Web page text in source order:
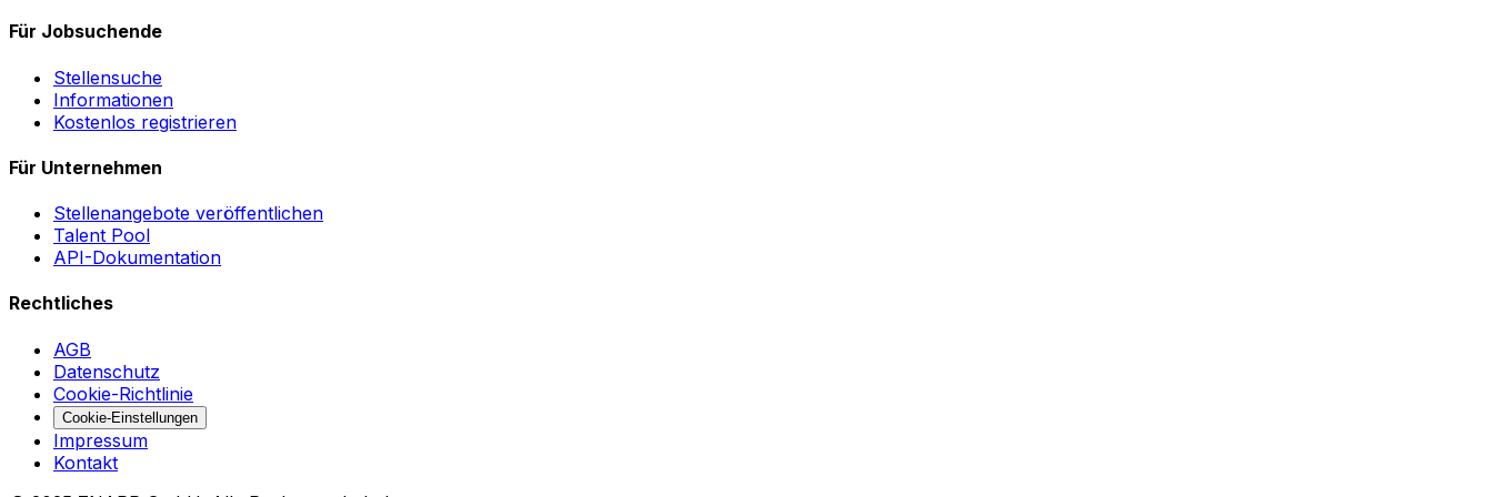
Für Jobsuchende
Stellensuche
Informationen
Kostenlos registrieren
Für Unternehmen
Stellenangebote veröffentlichen
Talent Pool
API-Dokumentation
Rechtliches
AGB
Datenschutz
Cookie-Richtlinie
Cookie-Einstellungen
Impressum
Kontakt